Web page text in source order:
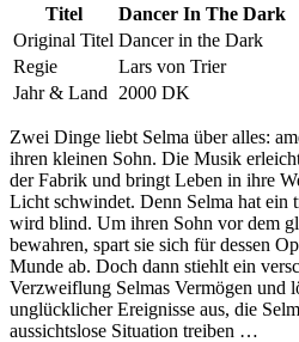
Titel
Dancer In The Dark
Original Titel Dancer in the Dark
Regie
Lars von Trier
Jahr & Land
2000 DK
Zwei Dinge liebt Selma über alles:
ihren kleinen Sohn. Die Musik
der Fabrik und bringt Leben in ihre
Licht schwindet. Denn Selma hat ein
wird blind. Um ihren Sohn vor dem
bewahren, spart sie sich für dessen
Munde ab. Doch dann stiehlt ein
Verzweiflung Selmas Vermögen und
unglücklicher Ereignisse aus, die
aussichtslose Situation treiben …